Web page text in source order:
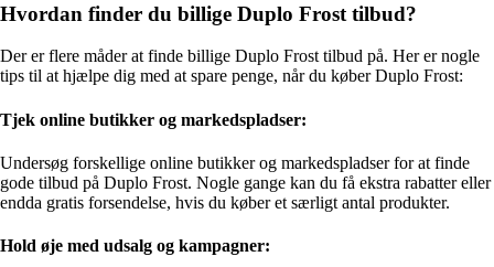
Hvordan finder du billige Duplo Frost tilbud?
Der er flere måder at finde billige Duplo Frost tilbud på. Her er nogle
tips til at hjælpe dig med at spare penge, når du køber Duplo Frost:
Tjek online butikker og markedspladser:
Undersøg forskellige online butikker og markedspladser for at finde
gode tilbud på Duplo Frost. Nogle gange kan du få ekstra rabatter eller
endda gratis forsendelse, hvis du køber et særligt antal produkter.
Hold øje med udsalg og kampagner: